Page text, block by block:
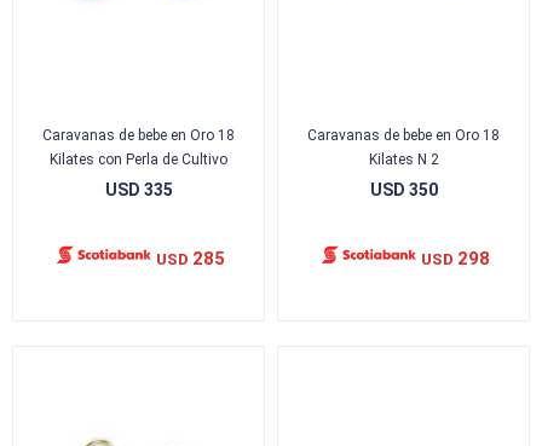
Caravanas de bebe en Oro 18
Kilates con Perla de Cultivo
USD 335
USD 285
Caravanas de bebe en Oro 18
Kilates N 2
USD 350
USD 298